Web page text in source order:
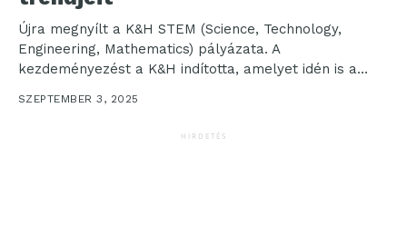
Újra megnyílt a K&H STEM (Science, Technology,
Engineering, Mathematics) pályázata. A
kezdeményezést a K&H indította, amelyet idén is a
SZEPTEMBER 3, 2025
HIRDETÉS